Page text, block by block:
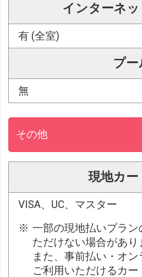
インターネ
有 (全室)
プー
無
その他
現地カー
VISA、UC、マスター
一部の現地払いプラ
ただけない場合があり
また、事前払い・オ
ご利用いただけるカ